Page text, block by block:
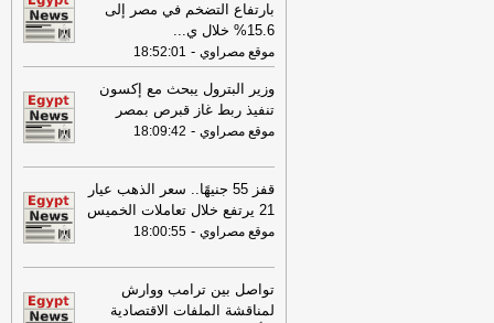
بارتفاع التضخم في مصر إلى
15.6% خلال ي
...
موقع مصراوي -
18:52:01
وزير البترول يبحث مع إكسون
تنفيذ ربط غاز قبرص بمصر
موقع مصراوي -
18:09:42
قفز 55 جنيهًا.. سعر الذهب عيار
21 يرتفع خلال تعاملات الخميس
موقع مصراوي -
18:00:55
تواصل بين ترامب ووارش
لمناقشة الملفات الاقتصادية